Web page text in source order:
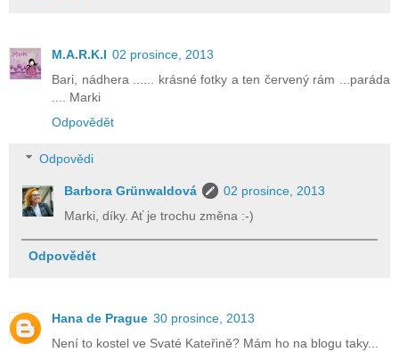
M.A.R.K.I 02 prosince, 2013
Bari, nádhera ...... krásné fotky a ten červený rám ...paráda
.... Marki
Odpovědět
Odpovědi
Barbora Grünwaldová
02 prosince, 2013
Marki, díky. Ať je trochu změna :-)
Odpovědět
Hana de Prague 30 prosince, 2013
Není to kostel ve Svaté Kateřině? Mám ho na blogu taky...